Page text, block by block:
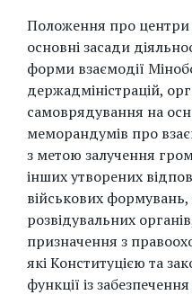
Положення про центри
основні засади
форми взаємодії
держадміністрацій,
самоврядування на
меморандумів про
з метою залучення
інших утворених
військових
розвідувальних
призначення з
які Конституцією та
функції із